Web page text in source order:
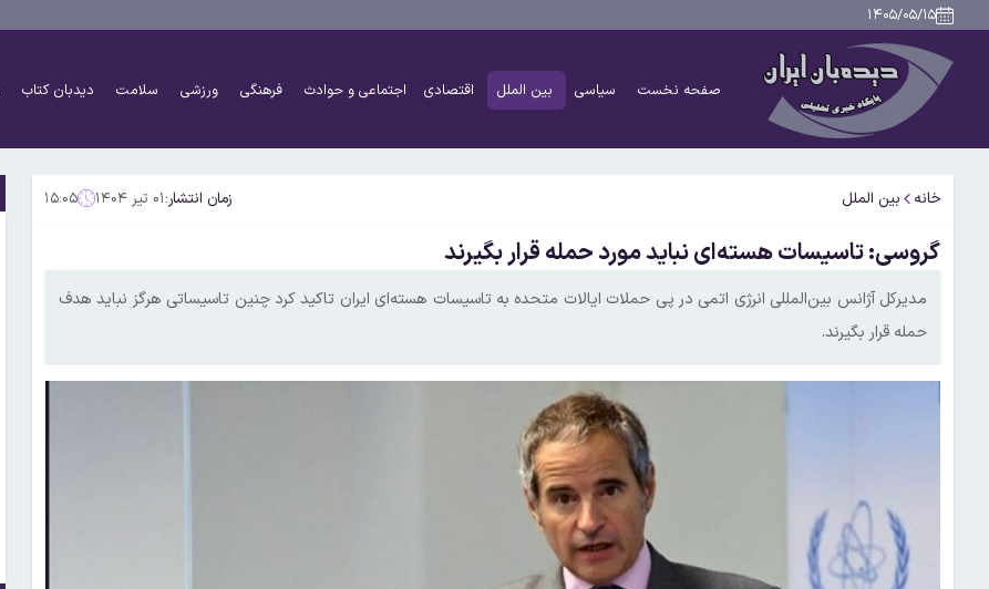
۱۴۰۵/۰۵/۱۵
صفحه نخست سیاسی بین الملل اقتصادی اجتماعی و حوادث فرهنگی ورزشی سلامت دیدبان کتاب
خانه بین الملل زمان انتشار:۰۱ تیر ۱۴۰۴ ۱۵:۰۵
گروسی: تاسیسات هسته‌ای نباید مورد حمله قرار بگیرند
مدیرکل آژانس بین‌المللی انرژی اتمی در پی حملات ایالات متحده به تاسیسات هسته‌ای ایران تاکید کرد چنین تاسیساتی هرگز نباید هدف
حمله قرار بگیرند.